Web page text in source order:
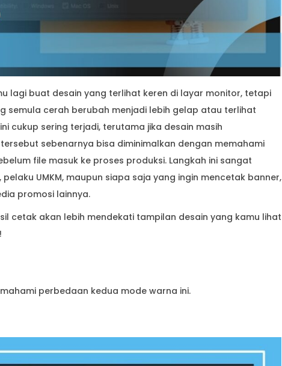
lagi buat desain yang terlihat keren di layar monitor, tetapi
semula cerah berubah menjadi lebih gelap atau terlihat
cukup sering terjadi, terutama jika desain masih
sebenarnya bisa diminimalkan dengan memahami
file masuk ke proses produksi. Langkah ini sangat
UMKM, maupun siapa saja yang ingin mencetak banner,
promosi lainnya.
cetak akan lebih mendekati tampilan desain yang kamu lihat
perbedaan kedua mode warna ini.